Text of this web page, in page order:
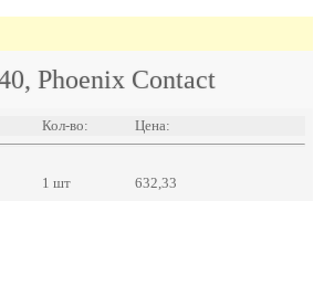
Phoenix Contact
Кол-во: Цена:
1 шт 632,33